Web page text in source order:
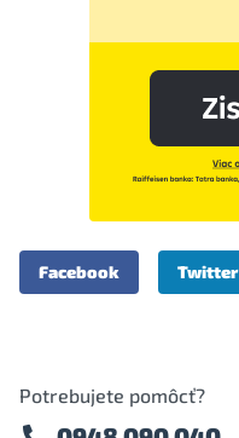
Facebook Twitter
Potrebujete pomôcť?